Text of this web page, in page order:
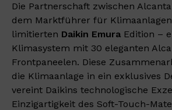
Die Partnerschaft zwischen
dem Marktführer für
limitierten Daikin Emura Edition –
Klimasystem mit 30 eleganten
Frontpaneelen. Diese
die Klimaanlage in ein exklusives
vereint Daikins technologische
Einzigartigkeit des Soft-Touch-